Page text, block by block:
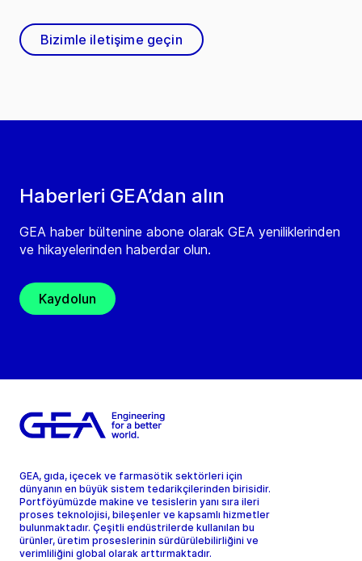
Haberleri GEA’dan alın
GEA haber bültenine abone olarak GEA yeniliklerinden
ve hikayelerinden haberdar olun.
Kaydolun
Bizimle iletişime geçin
GEA, gıda, içecek ve farmasötik sektörleri için
dünyanın en büyük sistem tedarikçilerinden birisidir.
Portföyümüzde makine ve tesislerin yanı sıra ileri
proses teknolojisi, bileşenler ve kapsamlı hizmetler
bulunmaktadır. Çeşitli endüstrilerde kullanılan bu
ürünler, üretim proseslerinin sürdürülebilirliğini ve
verimliliğini global olarak arttırmaktadır.